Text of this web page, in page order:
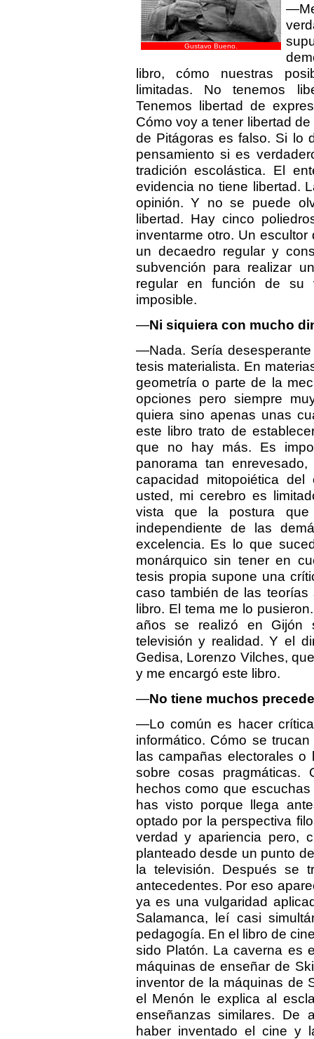
Gustavo Bueno.
libro, cómo nuestras
limitadas. No tenemos
Tenemos libertad de
Cómo voy a tener libertad
de Pitágoras es falso. Si lo
pensamiento si es
tradición escolástica. El
evidencia no tiene libertad.
opinión. Y no se puede
libertad. Hay cinco
inventarme otro. Un
un decaedro regular y
subvención para realizar
regular en función de su
imposible.
—Ni siquiera con mucho
—Nada. Sería
tesis materialista. En
geometría o parte de la
opciones pero siempre
quiera sino apenas unas
este libro trato de
que no hay más. Es
panorama tan
capacidad mitopoiética
usted, mi cerebro es
vista que la postura
independiente de las
excelencia. Es lo que
monárquico sin tener en
tesis propia supone una
caso también de las
libro. El tema me lo
años se realizó en Gijón
televisión y realidad. Y el
Gedisa, Lorenzo Vilches,
y me encargó este libro.
—No tiene muchos
—Lo común es hacer
informático. Cómo se
las campañas electorales o
sobre cosas
hechos como que
has visto porque llega
optado por la perspectiva
verdad y apariencia pero,
planteado desde un punto
la televisión. Después se
antecedentes. Por eso
ya es una vulgaridad
Salamanca, leí casi
pedagogía. En el libro de
sido Platón. La caverna es
máquinas de enseñar de
inventor de la máquinas de
el Menón le explica al
enseñanzas similares. De
haber inventado el cine y